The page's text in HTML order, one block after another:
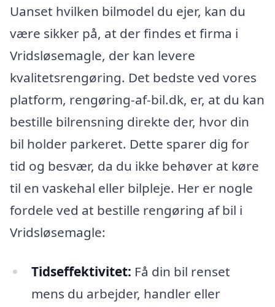
Uanset hvilken bilmodel du ejer, kan du
være sikker på, at der findes et firma i
Vridsløsemagle, der kan levere
kvalitetsrengøring. Det bedste ved vores
platform, rengøring-af-bil.dk, er, at du kan
bestille bilrensning direkte der, hvor din
bil holder parkeret. Dette sparer dig for
tid og besvær, da du ikke behøver at køre
til en vaskehal eller bilpleje. Her er nogle
fordele ved at bestille rengøring af bil i
Vridsløsemagle:
Tidseffektivitet: Få din bil renset
mens du arbejder, handler eller